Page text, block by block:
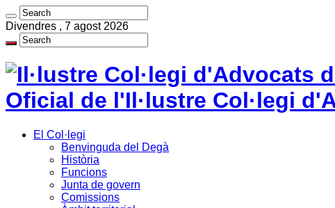
Divendres , 7 agost 2026
Oficial de l'Il·lustre Col·legi
El Col·legi
Benvinguda del Degà
Història
Funcions
Junta de govern
Comissions